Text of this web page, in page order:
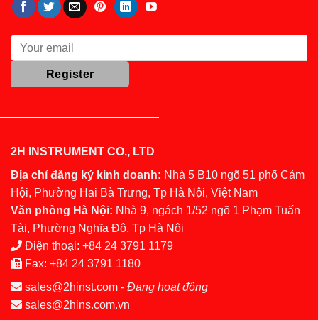
2H INSTRUMENT CO., LTD
Địa chỉ đăng ký kinh doanh: Nhà 5 B10 ngõ 51 phố Cảm
Hội, Phường Hai Bà Trưng, Tp Hà Nội, Việt Nam
Văn phòng Hà Nội: Nhà 9, ngách 1/52 ngõ 1 Phạm Tuấn
Tài, Phường Nghĩa Đô, Tp Hà Nội
Điện thoại: +84 24 3791 1179
Fax: +84 24 3791 1180
sales@2hinst.com - Đang hoạt động
sales@2hins.com.vn